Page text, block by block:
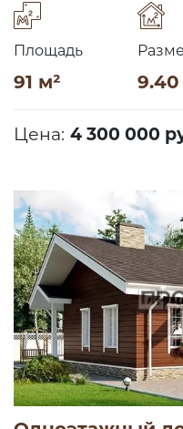
Площадь
91 м² 9.40
Цена: 4 300 000